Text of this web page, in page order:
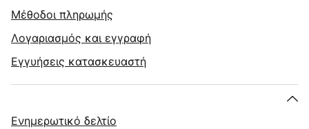
Μέθοδοι πληρωμής
Λογαριασμός και εγγραφή
Εγγυήσεις κατασκευαστή
Ενημερωτικό δελτίο